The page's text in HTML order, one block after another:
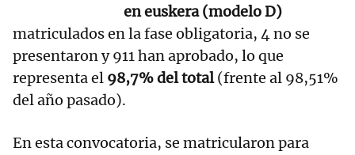
en euskera (modelo D)
matriculados en la fase obligatoria, 4 no se
presentaron y 911 han aprobado, lo que
representa el 98,7% del total(frente al 98,51%
del año pasado).
En esta convocatoria, se matricularon para